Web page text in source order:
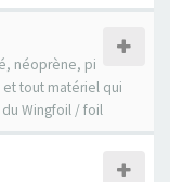
néoprène, pi
tout matériel qui
Wingfoil / foil